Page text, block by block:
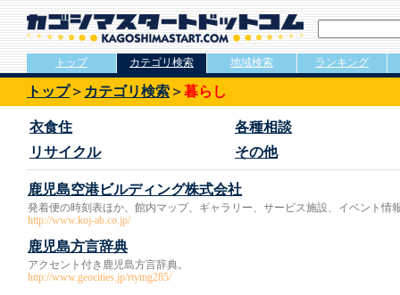
トップ カテゴリ検索 地域検索 ランキング
トップ＞ カテゴリ検索 ＞暮らし
衣食住
各種相談
リサイクル
その他
鹿児島空港ビルディング株式会社
発着便の時刻表ほか、館内マップ、ギャラリー、サービス施設、イベント情
http://www.koj-ab.co.jp/
鹿児島方言辞典
アクセント付き鹿児島方言辞典。
http://www.geocities.jp/rtymg285/